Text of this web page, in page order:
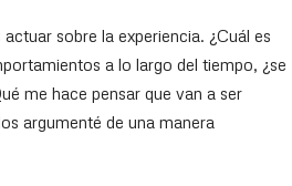
sobre la experiencia. ¿Cuál es
a lo largo del tiempo, ¿se
me hace pensar que van a ser
argumenté de una manera